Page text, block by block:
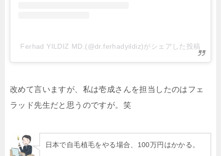
Ferhad YILDIZ MD.(@dr.ferhadyildiz)がシェアした投稿
改めて言いますが、私は壱成さんを担当したのはフェ
ラッド先生だと思うのですが。笑
日本で自毛植毛をやる場合、100万円はかかる。